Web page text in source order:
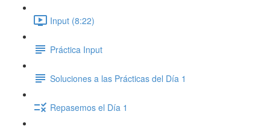
Input (8:22)
Práctica Input
Soluciones a las Prácticas del Día 1
Repasemos el Día 1